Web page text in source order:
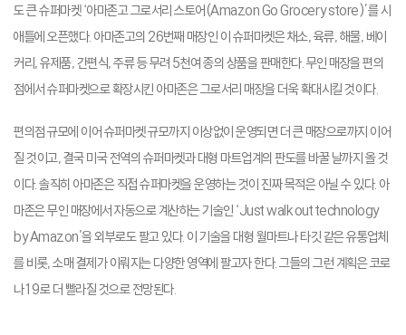
도 큰 슈퍼마켓 ‘아마존고 그로서리 스토어(Amazon Go Grocery store)’를 시
애틀에 오픈했다. 아마존고의 26번째 매장인 이 슈퍼마켓은 채소, 육류, 해물, 베이
커리, 유제품, 간편식, 주류 등 무려 5천여 종의 상품을 판매한다. 무인 매장을 편의
점에서 슈퍼마켓으로 확장시킨 아마존은 그로서리 매장을 더욱 확대시킬 것이다.
편의점 규모에 이어 슈퍼마켓 규모까지 이상없이 운영되면 더 큰 매장으로까지 이어
질 것이고, 결국 미국 전역의 슈퍼마켓과 대형 마트업계의 판도를 바꿀 날까지 올 것
이다. 솔직히 아마존은 직접 슈퍼마켓을 운영하는 것이 진짜 목적은 아닐 수 있다. 아
마존은 무인 매장에서 자동으로 계산하는 기술인 ‘Just walk out technology
by Amazon’을 외부로도 팔고 있다. 이 기술을 대형 월마트나 타깃 같은 유통업체
를 비롯, 소매 결제가 이뤄지는 다양한 영역에 팔고자 한다. 그들의 그런 계획은 코로
나19로 더 빨라질 것으로 전망된다.